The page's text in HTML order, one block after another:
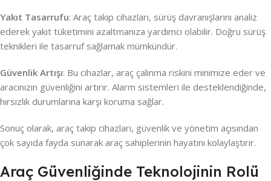
Yakıt Tasarrufu: Araç takip cihazları, sürüş davranışlarını analiz
ederek yakıt tüketimini azaltmanıza yardımcı olabilir. Doğru sürüş
teknikleri ile tasarruf sağlamak mümkündür.
Güvenlik Artışı: Bu cihazlar, araç çalınma riskini minimize eder ve
aracınızın güvenliğini artırır. Alarm sistemleri ile desteklendiğinde,
hırsızlık durumlarına karşı koruma sağlar.
Sonuç olarak, araç takip cihazları, güvenlik ve yönetim açısından
çok sayıda fayda sunarak araç sahiplerinin hayatını kolaylaştırır.
Araç Güvenliğinde Teknolojinin Rolü